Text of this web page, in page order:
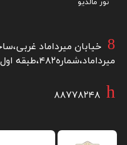
تور مالدیو
خیابان میرداماد
میرداماد،شماره۴۸۲،طبقه اول شرقی،واحد ۴